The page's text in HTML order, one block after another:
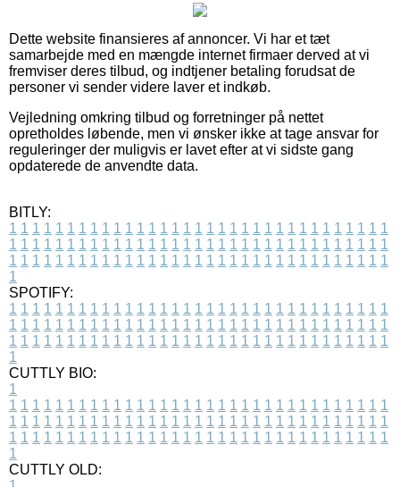
Dette website finansieres af annoncer. Vi har et tæt
samarbejde med en mængde internet firmaer derved at vi
fremviser deres tilbud, og indtjener betaling forudsat de
personer vi sender videre laver et indkøb.
Vejledning omkring tilbud og forretninger på nettet
opretholdes løbende, men vi ønsker ikke at tage ansvar for
reguleringer der muligvis er lavet efter at vi sidste gang
opdaterede de anvendte data.
BITLY:
1 1 1 1 1 1 1 1 1 1 1 1 1 1 1 1 1 1 1 1 1 1 1 1 1 1 1 1 1 1 1 1 1
1 1 1 1 1 1 1 1 1 1 1 1 1 1 1 1 1 1 1 1 1 1 1 1 1 1 1 1 1 1 1 1 1
1 1 1 1 1 1 1 1 1 1 1 1 1 1 1 1 1 1 1 1 1 1 1 1 1 1 1 1 1 1 1 1 1
1
SPOTIFY:
1 1 1 1 1 1 1 1 1 1 1 1 1 1 1 1 1 1 1 1 1 1 1 1 1 1 1 1 1 1 1 1 1
1 1 1 1 1 1 1 1 1 1 1 1 1 1 1 1 1 1 1 1 1 1 1 1 1 1 1 1 1 1 1 1 1
1 1 1 1 1 1 1 1 1 1 1 1 1 1 1 1 1 1 1 1 1 1 1 1 1 1 1 1 1 1 1 1 1
1
CUTTLY BIO:
1
1 1 1 1 1 1 1 1 1 1 1 1 1 1 1 1 1 1 1 1 1 1 1 1 1 1 1 1 1 1 1 1 1
1 1 1 1 1 1 1 1 1 1 1 1 1 1 1 1 1 1 1 1 1 1 1 1 1 1 1 1 1 1 1 1 1
1 1 1 1 1 1 1 1 1 1 1 1 1 1 1 1 1 1 1 1 1 1 1 1 1 1 1 1 1 1 1 1 1
1
CUTTLY OLD: